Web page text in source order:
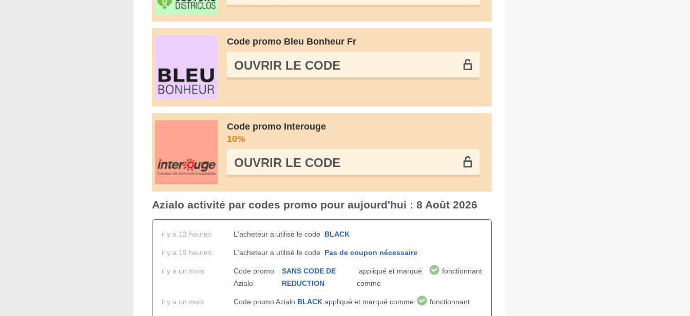
Code promo Bleu Bonheur Fr
OUVRIR LE СODE
Code promo Interouge
10%
OUVRIR LE СODE
Azialo activité par codes promo pour aujourd'hui : 8 Août 2026
il y a 13 heures L'acheteur a utilisé le code BLACK
il y a 19 heures L'acheteur a utilisé le code Pas de coupon nécessaire
il y a un mois
Code promo
Azialo
SANS CODE DE
REDUCTION
appliqué et marqué
comme
fonctionnant
il y a un mois Code promo Azialo BLACK appliqué et marqué comme fonctionnant